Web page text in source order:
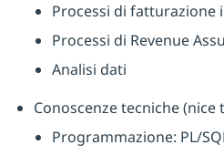
Processi di fatturazione
Processi di Revenue
Analisi dati
Conoscenze tecniche (nice
Programmazione: PL/